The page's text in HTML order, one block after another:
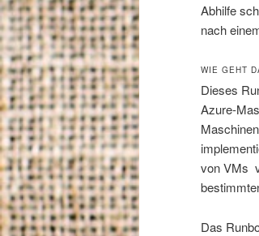
Abhilfe
nach
WIE GEHT
Dieses
Azure-
von VMs
Das